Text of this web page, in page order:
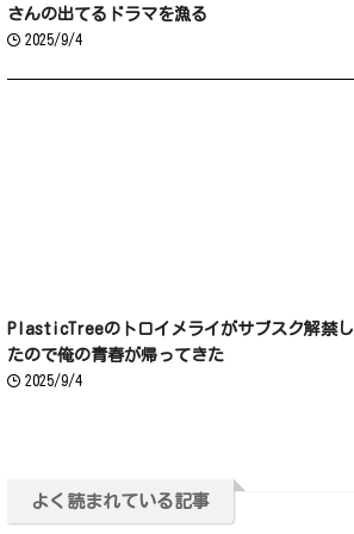
さんの出てるドラマを漁る
2025/9/4
PlasticTreeのトロイメライがサブスク解禁し
たので俺の青春が帰ってきた
2025/9/4
よく読まれている記事